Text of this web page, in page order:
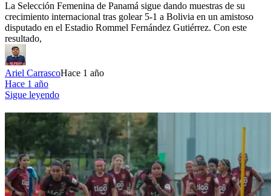
La Selección Femenina de Panamá sigue dando muestras de su
crecimiento internacional tras golear 5-1 a Bolivia en un amistoso
disputado en el Estadio Rommel Fernández Gutiérrez. Con este
resultado,
Ariel CarrascoHace 1 año
Hace 1 año
Sigue leyendo